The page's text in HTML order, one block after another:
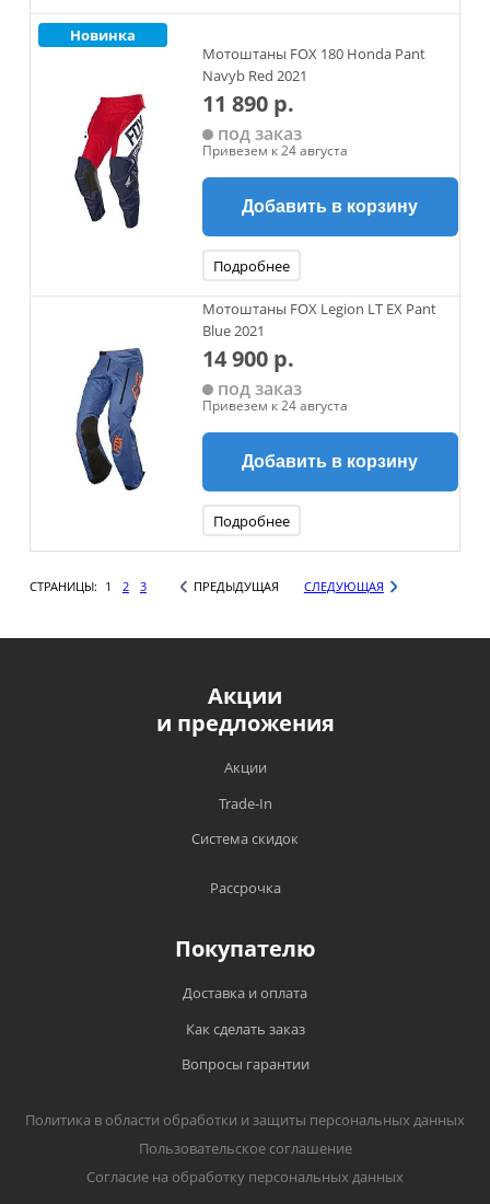
Новинка
Мотоштаны FOX 180 Honda Pant
Navyb Red 2021
11 890 р.
под заказ
Привезем к 24 августа
Добавить в корзину
Подробнее
Мотоштаны FOX Legion LT EX Pant
Blue 2021
14 900 р.
под заказ
Привезем к 24 августа
Добавить в корзину
Подробнее
СТРАНИЦЫ: 1 2 3 ПРЕДЫДУЩАЯ СЛЕДУЮЩАЯ
Акции
и предложения
Акции
Trade-In
Система скидок
Рассрочка
Покупателю
Доставка и оплата
Как сделать заказ
Вопросы гарантии
Политика в области обработки и защиты персональных данных
Пользовательское соглашение
Согласие на обработку персональных данных